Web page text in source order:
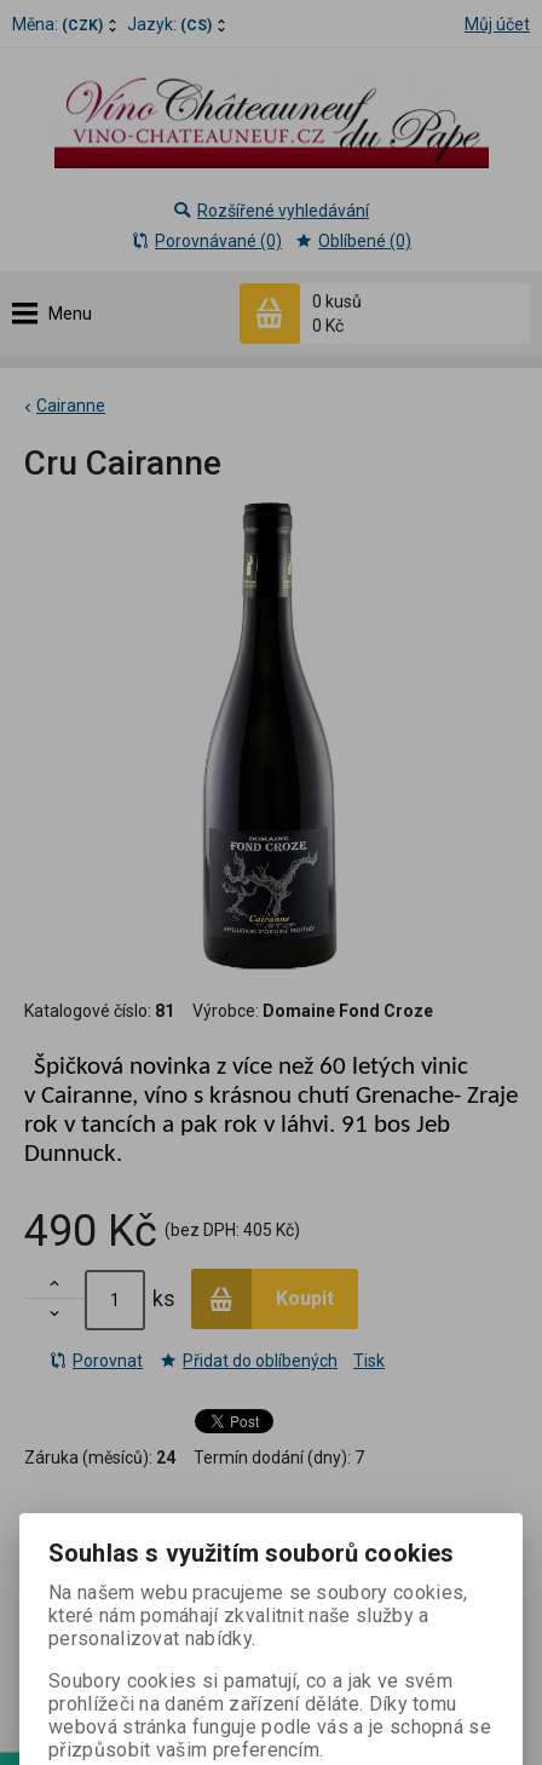
Měna: (CZK) Jazyk: (CS) Můj účet
Menu
0 kusů
0 Kč
Rozšířené vyhledávání
Porovnávané (0)
Oblíbené (0)
Cairanne
Cru Cairanne
Katalogové číslo: 81 Výrobce: Domaine Fond Croze
Špičková novinka z více než 60 letých vinic
v Cairanne, víno s krásnou chutí Grenache- Zraje
rok v tancích a pak rok v láhvi. 91 bos Jeb
Dunnuck.
490 Kč (bez DPH: 405 Kč)


ks Koupit
Porovnat Přidat do oblíbených Tisk
Záruka (měsíců): 24 Termín dodání (dny): 7
Podrobný popis
Terroir: Kamenitá půda na vápencovém
podloží. Vinice 60 let staré, orientované na
jihovýchod
Cuvée 50 % Grenache, 25 % Carignan a 25
% Mourvèdre
Souhlas s využitím souborů cookies
Na našem webu pracujeme se soubory cookies,
které nám pomáhají zkvalitnit naše služby a
personalizovat nabídky.
Soubory cookies si pamatují, co a jak ve svém
prohlížeči na daném zařízení děláte. Díky tomu
webová stránka funguje podle vás a je schopná se
přizpůsobit vašim preferencím.